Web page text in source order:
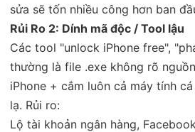
sửa sẽ tốn nhiều công hơn ban
Rủi Ro 2: Dính mã độc / Tool lậu
Các tool "unlock iPhone free",
thường là file .exe không rõ
iPhone + cắm luôn cả máy tính
lạ. Rủi ro:
Lộ tài khoản ngân hàng,